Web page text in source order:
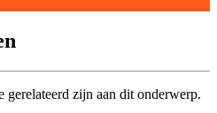
zijn aan dit onderwerp.